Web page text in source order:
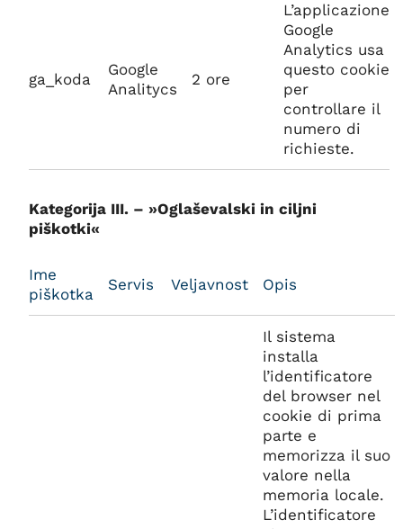
ga_koda
Google
Analitycs
2 ore
L’applicazione
Google
Analytics usa
questo cookie
per
controllare il
numero di
richieste.
Kategorija III. – »Oglaševalski in ciljni
piškotki«
Ime
piškotka
Servis Veljavnost Opis
Il sistema
installa
l’identificatore
del browser nel
cookie di prima
parte e
memorizza il suo
valore nella
memoria locale.
L’identificatore